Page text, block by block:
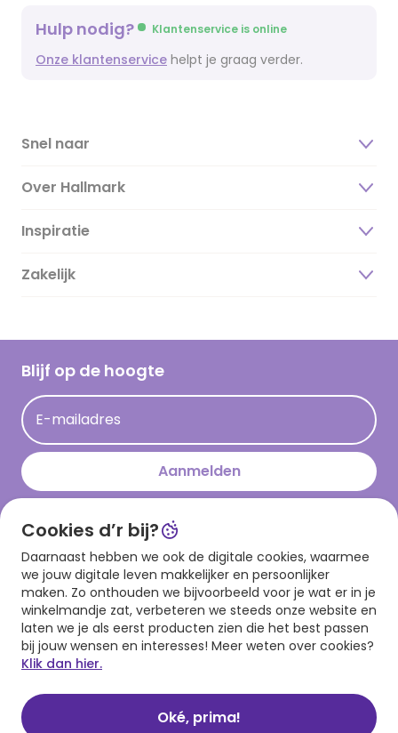
Hulp nodig? Klantenservice is online
Onze klantenservice helpt je graag verder.
Snel naar
Over Hallmark
Over ons
Duurzaamheid
Hallmark Kaartclub
Acties
Persberichten
Hallmark en Kinderpostzegels
Inspiratie
Magazine
Cadeau inspiratie
Kaartinspiratie
Zakelijk
Blijf op de hoogte
E-mailadres
Aanmelden
Download onze app
Cookies d’r bij?
Daarnaast hebben we ook de digitale cookies, waarmee
we jouw digitale leven makkelijker en persoonlijker
maken. Zo onthouden we bijvoorbeeld voor je wat er in je
winkelmandje zat, verbeteren we steeds onze website en
laten we je als eerst producten zien die het best passen
bij jouw wensen en interesses! Meer weten over cookies?
Klik dan hier.
Oké, prima!